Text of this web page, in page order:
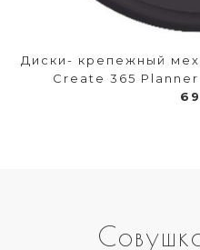
Диски- крепежный
Create 365